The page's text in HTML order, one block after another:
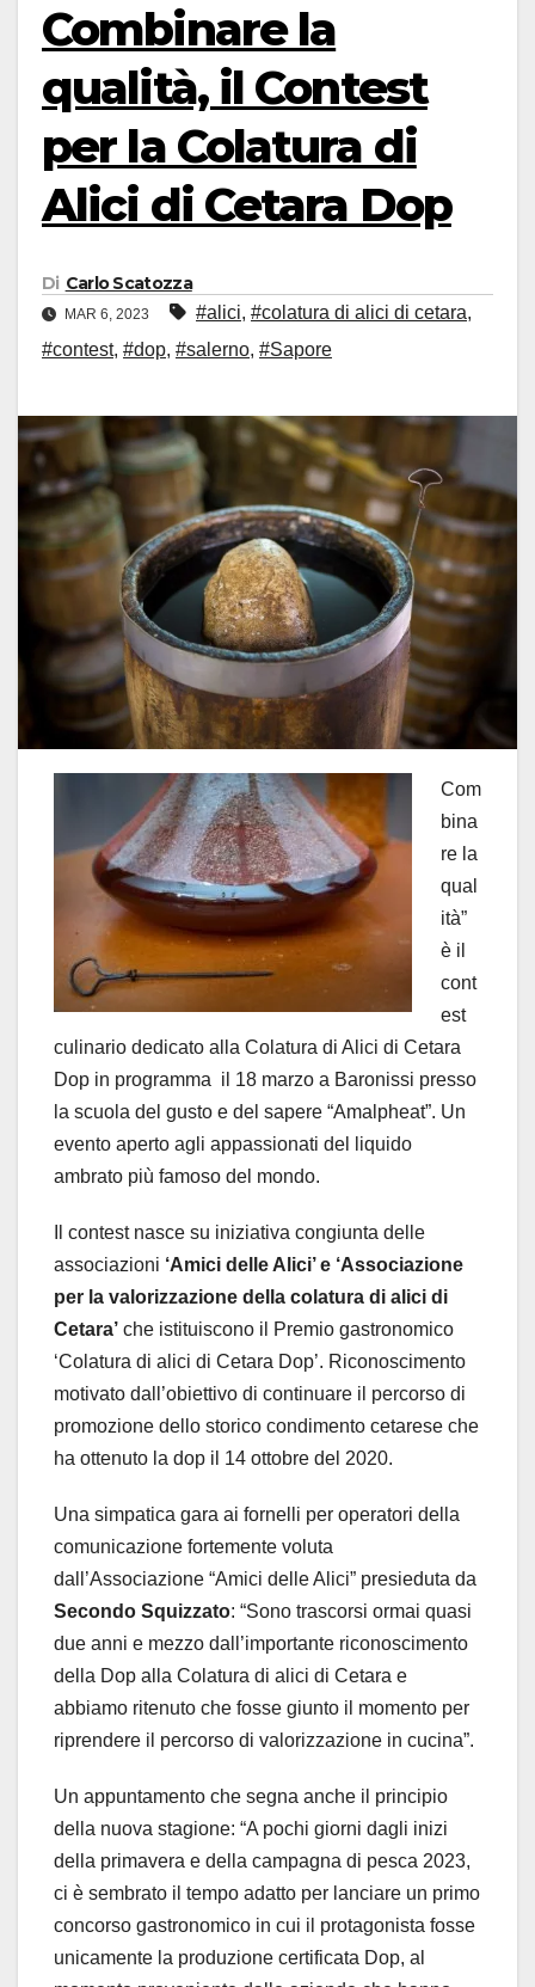
Combinare la
qualità, il Contest
per la Colatura di
Alici di Cetara Dop
Di Carlo Scatozza
MAR 6, 2023 #alici, #colatura di alici di cetara,
#contest, #dop, #salerno, #Sapore
Com
bina
re la
qual
ità”
è il
cont
est
culinario dedicato alla Colatura di Alici di Cetara
Dop in programma il 18 marzo a Baronissi presso
la scuola del gusto e del sapere “Amalpheat”. Un
evento aperto agli appassionati del liquido
ambrato più famoso del mondo.
Il contest nasce su iniziativa congiunta delle
associazioni ‘Amici delle Alici’ e ‘Associazione
per la valorizzazione della colatura di alici di
Cetara’ che istituiscono il Premio gastronomico
‘Colatura di alici di Cetara Dop’. Riconoscimento
motivato dall’obiettivo di continuare il percorso di
promozione dello storico condimento cetarese che
ha ottenuto la dop il 14 ottobre del 2020.
Una simpatica gara ai fornelli per operatori della
comunicazione fortemente voluta
dall’Associazione “Amici delle Alici” presieduta da
Secondo Squizzato: “Sono trascorsi ormai quasi
due anni e mezzo dall’importante riconoscimento
della Dop alla Colatura di alici di Cetara e
abbiamo ritenuto che fosse giunto il momento per
riprendere il percorso di valorizzazione in cucina”.
Un appuntamento che segna anche il principio
della nuova stagione: “A pochi giorni dagli inizi
della primavera e della campagna di pesca 2023,
ci è sembrato il tempo adatto per lanciare un primo
concorso gastronomico in cui il protagonista fosse
unicamente la produzione certificata Dop, al